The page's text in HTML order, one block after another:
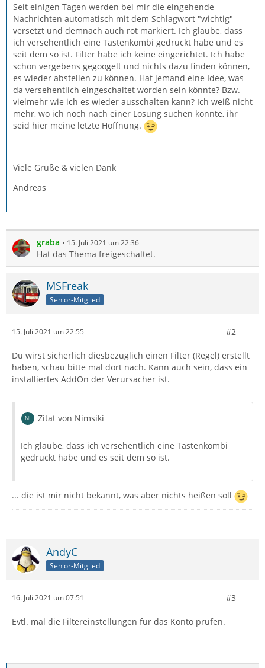
Seit einigen Tagen werden bei mir die eingehende
Nachrichten automatisch mit dem Schlagwort "wichtig"
versetzt und demnach auch rot markiert. Ich glaube, dass
ich versehentlich eine Tastenkombi gedrückt habe und es
seit dem so ist. Filter habe ich keine eingerichtet. Ich habe
schon vergebens gegoogelt und nichts dazu finden können,
es wieder abstellen zu können. Hat jemand eine Idee, was
da versehentlich eingeschaltet worden sein könnte? Bzw.
vielmehr wie ich es wieder ausschalten kann? Ich weiß nicht
mehr, wo ich noch nach einer Lösung suchen könnte, ihr
seid hier meine letzte Hoffnung.
Viele Grüße & vielen Dank
Andreas
graba 15. Juli 2021 um 22:36
Hat das Thema freigeschaltet.
MSFreak
Senior-Mitglied
15. Juli 2021 um 22:55 #2
Du wirst sicherlich diesbezüglich einen Filter (Regel) erstellt
haben, schau bitte mal dort nach. Kann auch sein, dass ein
installiertes AddOn der Verursacher ist.
Zitat von Nimsiki
Ich glaube, dass ich versehentlich eine Tastenkombi
gedrückt habe und es seit dem so ist.
... die ist mir nicht bekannt, was aber nichts heißen soll
AndyC
Senior-Mitglied
16. Juli 2021 um 07:51 #3
Evtl. mal die Filtereinstellungen für das Konto prüfen.